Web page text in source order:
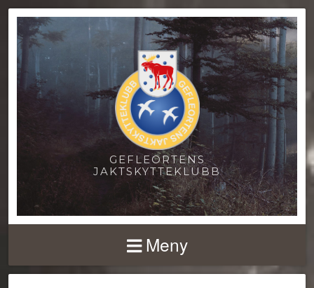
GEFLEORTENS
JAKTSKYTTEKLUBB
Meny